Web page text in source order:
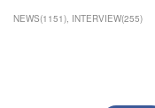
NEWS(1151) INTERVIEW(255)